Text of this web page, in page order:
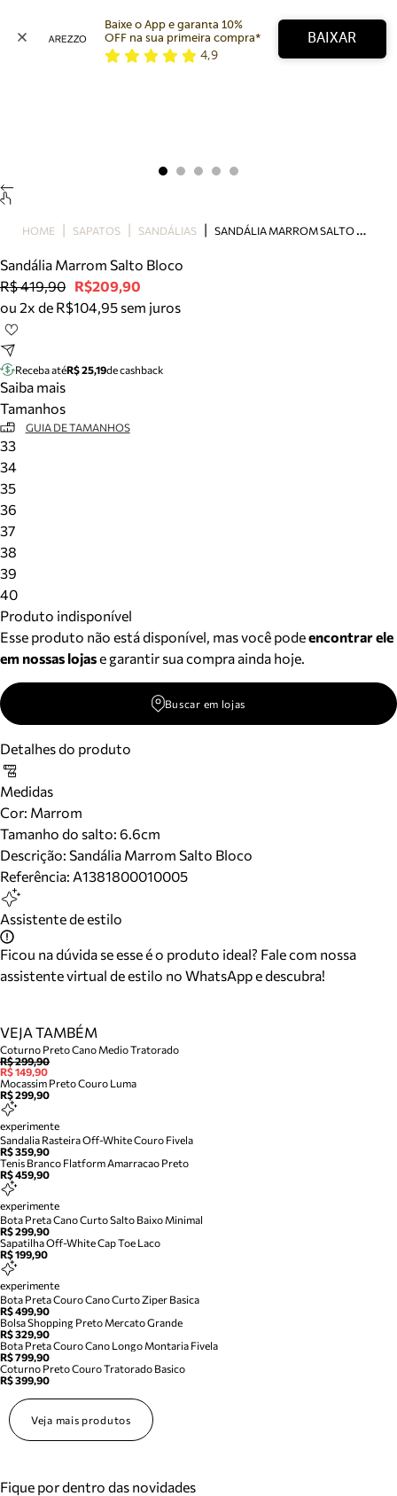
Bolsa
Tamanco
Tênis
Mule
Tire dúvidas sobre pedidos, devoluções e mais.
Meus pedidos
Acompanhe seus pedidos e solicite devoluções.
Baixe o App e garanta 10%
OFF na sua primeira compra*
4,9
BAIXAR
HOME SAPATOS SANDÁLIAS S
ANDÁLIA MARROM SALTO BLOCO
Sandália Marrom Salto Bloco
R$ 419,90 R$209,90
ou 2x de R$104,95 sem juros
Receba atéR$ 25,19de cashback
Saiba mais
Tamanhos
GUIA DE TAMANHOS
33
34
35
36
37
38
39
40
Produto indisponível
Esse produto não está disponível, mas você podeencontrar ele
em nossas lojase garantir sua compra ainda hoje.
Buscar em lojas
Detalhes do produto
Medidas
Cor: Marrom
Tamanho do salto: 6.6cm
Descrição: Sandália Marrom Salto Bloco
Referência: A1381800010005
Assistente de estilo
Ficou na dúvida se esse é o produto ideal? Fale com nossa
assistente virtual de estilo no WhatsApp e descubra!
VEJA TAMBÉM
Coturno Preto Cano Medio Tratorado
R$ 299,90
R$ 149,90
Mocassim Preto Couro Luma
R$ 299,90
experimente
Sandalia Rasteira Off-White Couro Fivela
R$ 359,90
Tenis Branco Flatform Amarracao Preto
R$ 459,90
experimente
Bota Preta Cano Curto Salto Baixo Minimal
R$ 299,90
Sapatilha Off-White Cap Toe Laco
R$ 199,90
experimente
Bota Preta Couro Cano Curto Ziper Basica
R$ 499,90
Bolsa Shopping Preto Mercato Grande
R$ 329,90
Bota Preta Couro Cano Longo Montaria Fivela
R$ 799,90
Coturno Preto Couro Tratorado Basico
R$ 399,90
Veja mais produtos
Fique por dentro das novidades